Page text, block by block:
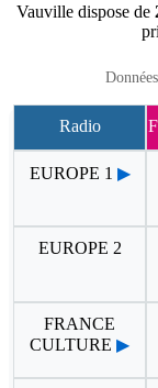
Vauville dispose de
Radio
EUROPE 1 ▶
EUROPE 2
FRANCE
CULTURE ▶